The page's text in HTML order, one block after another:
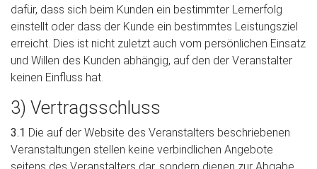
dafür, dass sich beim Kunden ein bestimmter Lernerfolg
einstellt oder dass der Kunde ein bestimmtes Leistungsziel
erreicht. Dies ist nicht zuletzt auch vom persönlichen Einsatz
und Willen des Kunden abhängig, auf den der Veranstalter
keinen Einfluss hat.
3) Vertragsschluss
3.1 Die auf der Website des Veranstalters beschriebenen
Veranstaltungen stellen keine verbindlichen Angebote